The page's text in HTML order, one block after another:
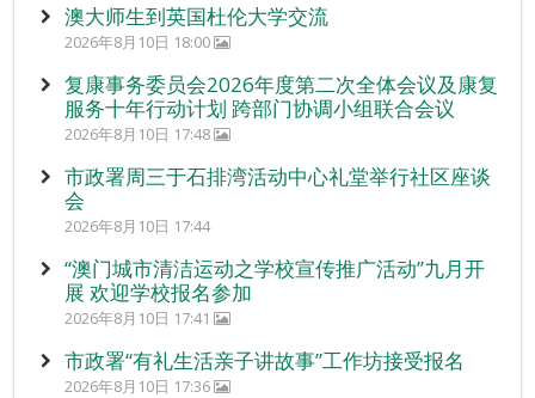
澳大师生到英国杜伦大学交流
2026年8月10日 18:00
复康事务委员会2026年度第二次全体会议及康复
服务十年行动计划 跨部门协调小组联合会议
2026年8月10日 17:48
市政署周三于石排湾活动中心礼堂举行社区座谈
会
2026年8月10日 17:44
“澳门城市清洁运动之学校宣传推广活动”九月开
展 欢迎学校报名参加
2026年8月10日 17:41
市政署“有礼生活亲子讲故事”工作坊接受报名
2026年8月10日 17:36